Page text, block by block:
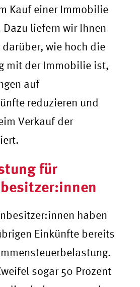
Kauf einer Immobilie
Dazu liefern wir Ihnen
wie hoch die
mit der Immobilie ist,
auf
reduzieren und
Verkauf der
für
haben
Einkünfte bereits
sogar 50 Prozent